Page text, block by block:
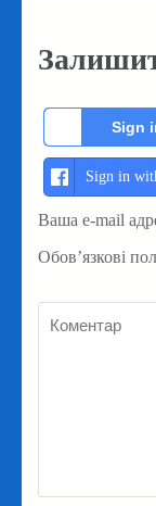
Sign
Sign in
Ваша e-mail
Обов’язкові
Коментар